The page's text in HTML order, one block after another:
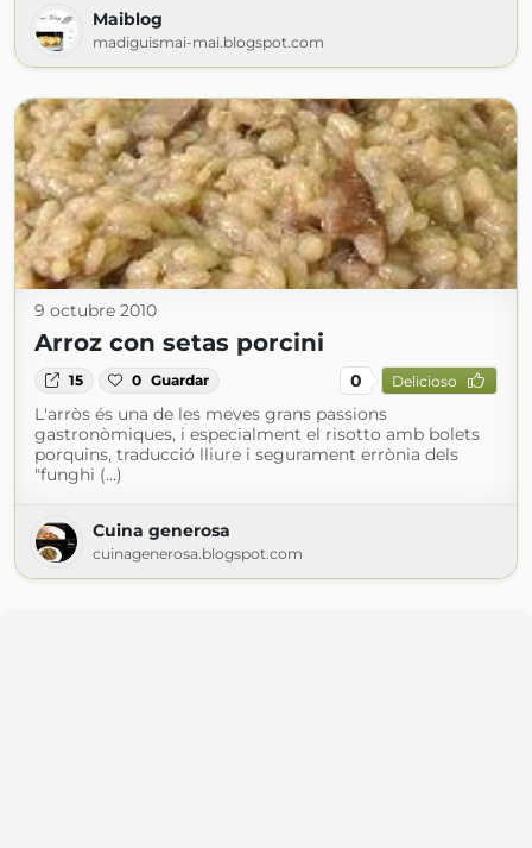
Maiblog
madiguismai-mai.blogspot.com
9 octubre 2010
Arroz con setas porcini
15 0 Guardar 0 Delicioso
L'arròs és una de les meves grans passions
gastronòmiques, i especialment el risotto amb bolets
porquins, traducció lliure i segurament errònia dels
"funghi (...)
Cuina generosa
cuinagenerosa.blogspot.com